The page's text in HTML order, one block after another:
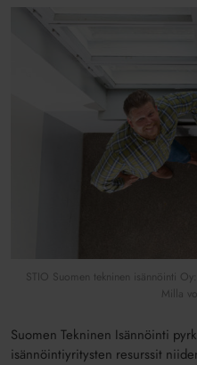
STIO Suomen tekninen isännöinti
Milla
Suomen Tekninen Isännöinti
isännöintiyritysten resurssit